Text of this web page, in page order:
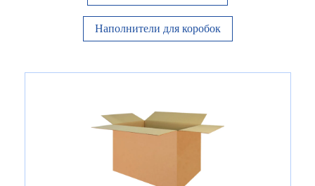
Наполнители для коробок